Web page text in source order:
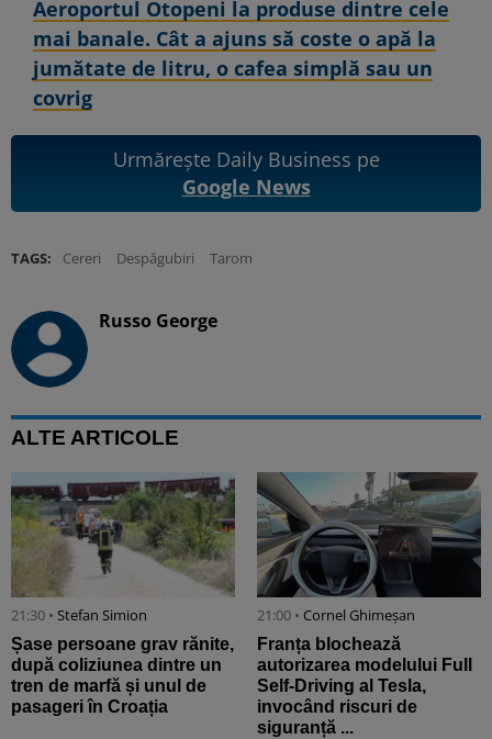
Aeroportul Otopeni la produse dintre cele
mai banale. Cât a ajuns să coste o apă la
jumătate de litru, o cafea simplă sau un
covrig
Urmărește Daily Business pe
Google News
TAGS: Cereri Despăgubiri Tarom
Russo George
ALTE ARTICOLE
21:30 • Stefan Simion
Șase persoane grav rănite,
după coliziunea dintre un
tren de marfă și unul de
pasageri în Croația
21:00 • Cornel Ghimeșan
Franța blochează
autorizarea modelului Full
Self-Driving al Tesla,
invocând riscuri de
siguranță ...